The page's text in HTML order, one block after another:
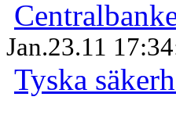
Jan.23.11
Tyska